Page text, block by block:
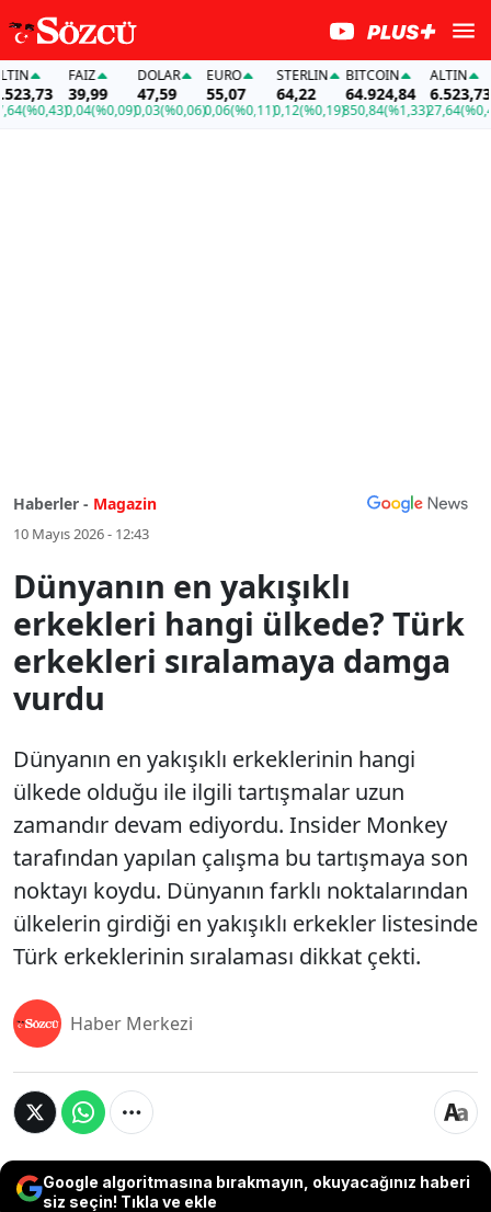
FAİZ
39,99
0,04(%0,09)
DOLAR
47,59
0,03(%0,06)
EURO
55,07
0,06(%0,11)
STERLIN
64,22
0,12(%0,19)
BITCOIN
64.924,84
850,84(%1,33)
ALTIN
6.523,73
27,64(%0,43)
FAİZ
0,04
Haberler - Magazin
10 Mayıs 2026 - 12:43
Dünyanın en yakışıklı
erkekleri hangi ülkede? Türk
erkekleri sıralamaya damga
vurdu
Dünyanın en yakışıklı erkeklerinin hangi
ülkede olduğu ile ilgili tartışmalar uzun
zamandır devam ediyordu. Insider Monkey
tarafından yapılan çalışma bu tartışmaya son
noktayı koydu. Dünyanın farklı noktalarından
ülkelerin girdiği en yakışıklı erkekler listesinde
Türk erkeklerinin sıralaması dikkat çekti.
Haber Merkezi
Google algoritmasına bırakmayın, okuyacağınız haberi
siz seçin! Tıkla ve ekle